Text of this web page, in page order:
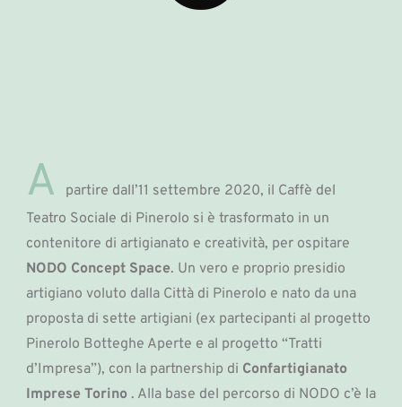
A
partire dall’11 settembre 2020, il Caffè del
Teatro Sociale di Pinerolo si è trasformato in un
contenitore di artigianato e creatività, per ospitare
NODO Concept Space. Un vero e proprio presidio
artigiano voluto dalla Città di Pinerolo e nato da una
proposta di sette artigiani (ex partecipanti al progetto
Pinerolo Botteghe Aperte e al progetto “Tratti
d’Impresa”), con la partnership di Confartigianato
Imprese Torino . Alla base del percorso di NODO c’è la